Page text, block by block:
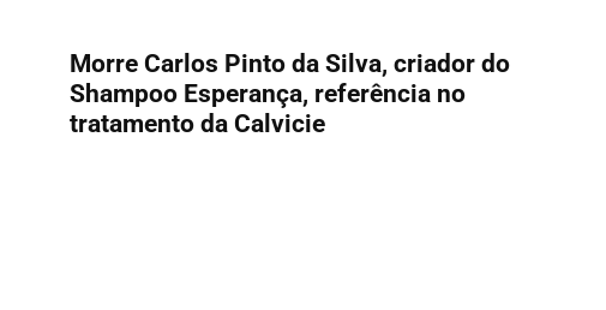
Morre Carlos Pinto da Silva, criador do
Shampoo Esperança, referência no
tratamento da Calvicie